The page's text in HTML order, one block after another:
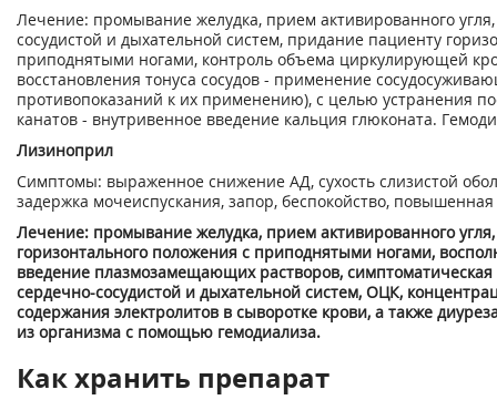
Лечение: промывание желудка, прием активированного
сосудистой и дыхательной систем, придание пациенту
приподнятыми ногами, контроль объема циркулирующей
восстановления тонуса сосудов - применение
противопоказаний к их применению), с целью устранения
канатов - внутривенное введение кальция глюконата.
Лизиноприл
Симптомы: выраженное снижение АД, сухость слизистой
задержка мочеиспускания, запор, беспокойство,
Лечение: промывание желудка, прием активированного
горизонтального положения с приподнятыми ногами,
введение плазмозамещающих растворов,
сердечно-сосудистой и дыхательной систем, ОЦК,
содержания электролитов в сыворотке крови, а также
из организма с помощью гемодиализа.
Как хранить препарат